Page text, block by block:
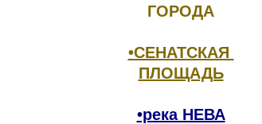
•СЕНАТСКАЯ
ПЛОЩАДЬ
•река НЕВА